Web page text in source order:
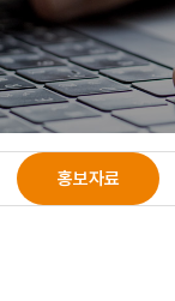
홍보자료